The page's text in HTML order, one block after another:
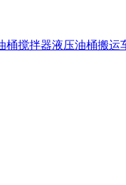
桶搅拌器液压油桶搬运